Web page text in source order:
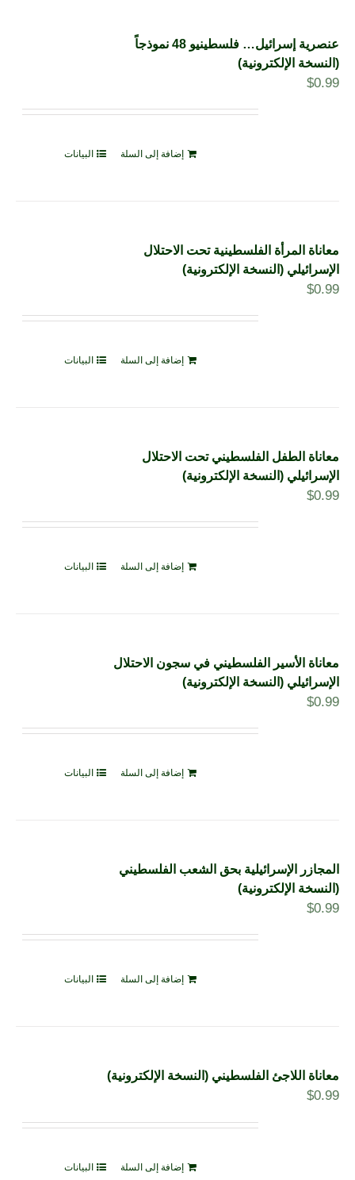
عنصرية إسرائيل… فلسطينيو 48 نموذجاً
(النسخة الإلكترونية)
$0.99
إضافة إلى السلة البيانات
معاناة المرأة الفلسطينية تحت الاحتلال
الإسرائيلي (النسخة الإلكترونية)
$0.99
إضافة إلى السلة البيانات
معاناة الطفل الفلسطيني تحت الاحتلال
الإسرائيلي (النسخة الإلكترونية)
$0.99
إضافة إلى السلة البيانات
معاناة الأسير الفلسطيني في سجون الاحتلال
الإسرائيلي (النسخة الإلكترونية)
$0.99
إضافة إلى السلة البيانات
المجازر الإسرائيلية بحق الشعب الفلسطيني
(النسخة الإلكترونية)
$0.99
إضافة إلى السلة البيانات
معاناة اللاجئ الفلسطيني (النسخة الإلكترونية)
$0.99
إضافة إلى السلة البيانات